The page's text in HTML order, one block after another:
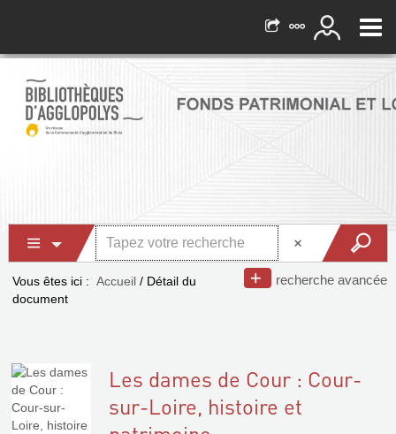
recherche avancée
Vous êtes ici : Accueil / Détail du
document
Les dames de Cour : Cour-
sur-Loire, histoire et